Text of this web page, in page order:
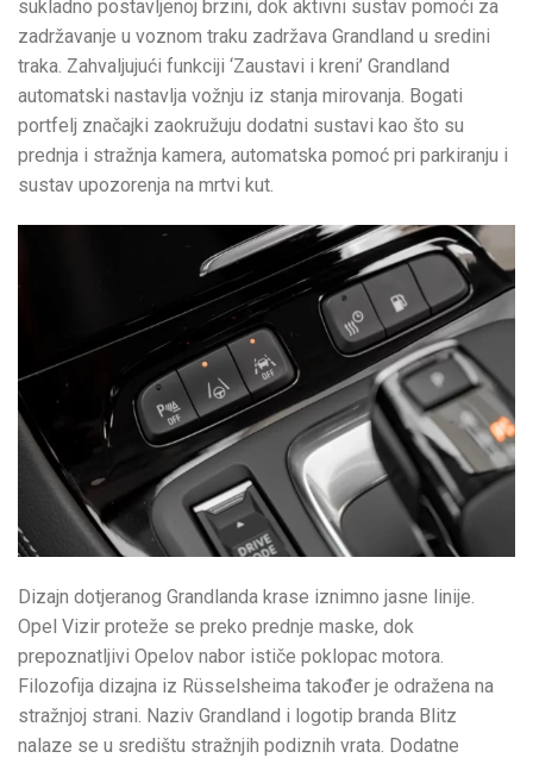
sukladno postavljenoj brzini, dok aktivni sustav pomoći za
zadržavanje u voznom traku zadržava Grandland u sredini
traka. Zahvaljujući funkciji ‘Zaustavi i kreni’ Grandland
automatski nastavlja vožnju iz stanja mirovanja. Bogati
portfelj značajki zaokružuju dodatni sustavi kao što su
prednja i stražnja kamera, automatska pomoć pri parkiranju i
sustav upozorenja na mrtvi kut.
Dizajn dotjeranog Grandlanda krase iznimno jasne linije.
Opel Vizir proteže se preko prednje maske, dok
prepoznatljivi Opelov nabor ističe poklopac motora.
Filozofija dizajna iz Rüsselsheima također je odražena na
stražnjoj strani. Naziv Grandland i logotip branda Blitz
nalaze se u središtu stražnjih podiznih vrata. Dodatne